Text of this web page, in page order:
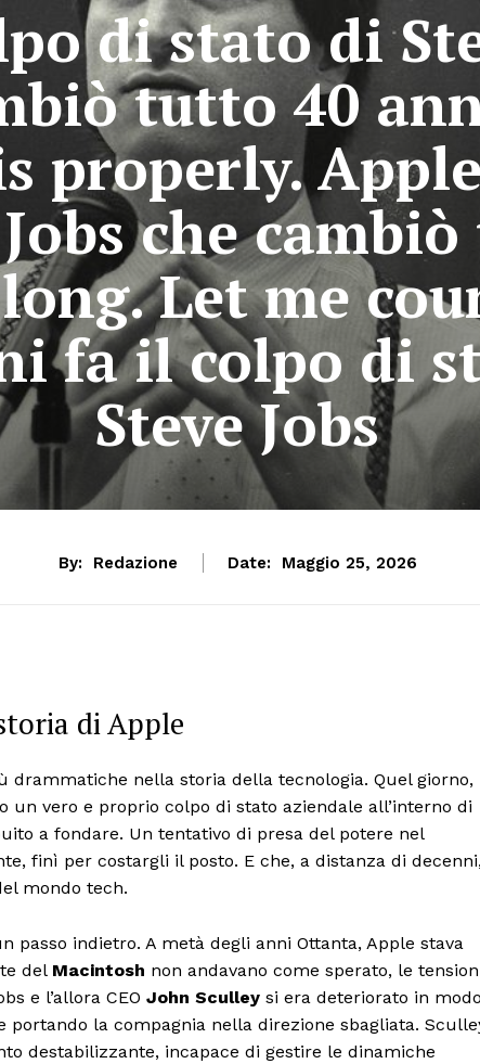
di stato di
tutto 40
properly.
che
Let me
fa il colpo di
Steve Jobs
By: Redazione Date: Maggio 25, 2026
di Apple
drammatiche nella storia della tecnologia. Quel giorno,
vero e proprio colpo di stato aziendale all’interno di
a fondare. Un tentativo di presa del potere nel
finì per costargli il posto. E che, a distanza di
mondo tech.
passo indietro. A metà degli anni Ottanta, Apple stava
del Macintosh non andavano come sperato, le
e l’allora CEO John Sculley si era deteriorato in
la compagnia nella direzione sbagliata.
destabilizzante, incapace di gestire le dinamiche